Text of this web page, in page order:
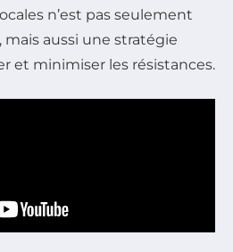
n’est pas seulement
aussi une stratégie
et minimiser les résistances.